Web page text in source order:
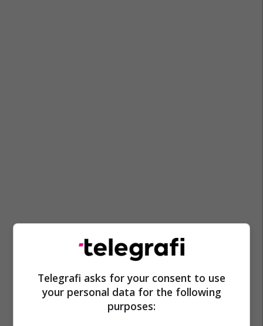
Telegrafi asks for your consent to use
your personal data for the following
purposes: